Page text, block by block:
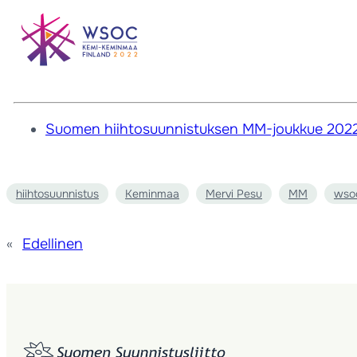
Suomen hiihtosuunnistuksen MM-joukkue
hiihtosuunnistus Keminmaa Mervi Pesu MM
« Edellinen